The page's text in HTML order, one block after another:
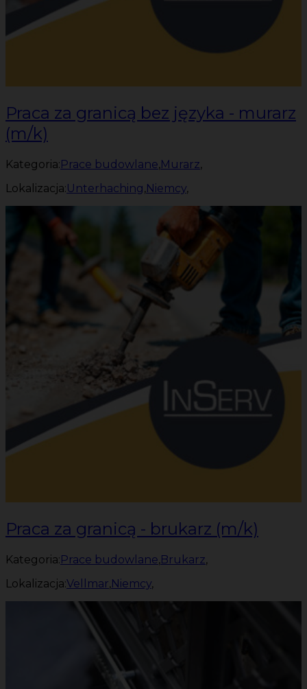
Praca za granicą bez języka - murarz
(m/k)
Kategoria:Prace budowlane,Murarz,
Lokalizacja:Unterhaching,Niemcy,
Praca za granicą - brukarz (m/k)
Kategoria:Prace budowlane,Brukarz,
Lokalizacja:Vellmar,Niemcy,